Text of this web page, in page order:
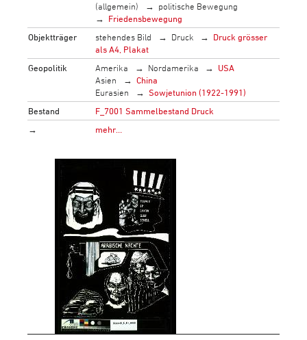
(allgemein)
politische Bewegung
Friedensbewegung
Objektträger
stehendes Bild Druck
Druck grösser
als A4, Plakat
Geopolitik
Amerika Nordamerika
USA
Asien
China
Eurasien
Sowjetunion (1922-1991)
Bestand
F_7001 Sammelbestand Druck
→
mehr…